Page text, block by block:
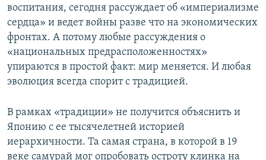
воспитания, сегодня рассуждает об «империализме
сердца» и ведет войны разве что на экономических
фронтах. А потому любые рассуждения о
«национальных предрасположенностях»
упираются в простой факт: мир меняется. И любая
эволюция всегда спорит с традицией.
В рамках «традиции» не получится объяснить и
Японию с ее тысячелетней историей
иерархичности. Та самая страна, в которой в 19
веке самурай мог опробовать остроту клинка на